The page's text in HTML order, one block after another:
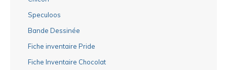
Speculoos
Bande Dessinée
Fiche inventaire Pride
Fiche Inventaire Chocolat